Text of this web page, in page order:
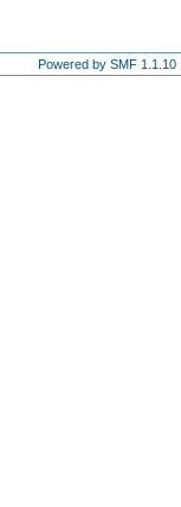
Powered by SMF 1.1.10